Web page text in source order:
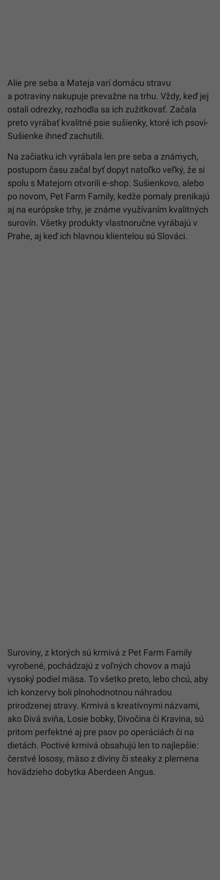
Alie pre seba a Mateja varí domácu stravu
a potraviny nakupuje prevažne na trhu. Vždy, keď jej
ostali odrezky, rozhodla sa ich zužitkovať. Začala
preto vyrábať kvalitné psie sušienky, ktoré ich psovi-
Sušienke ihneď zachutili.
Na začiatku ich vyrábala len pre seba a známych,
postupom času začal byť dopyt natoľko veľký, že si
spolu s Matejom otvorili e-shop. Sušienkovo, alebo
po novom, Pet Farm Family, kedže pomaly prenikajú
aj na európske trhy, je známe využívaním kvalitných
surovín. Všetky produkty vlastnoručne vyrábajú v
Prahe, aj keď ich hlavnou klientelou sú Slováci.
Suroviny, z ktorých sú krmivá z Pet Farm Family
vyrobené, pochádzajú z voľných chovov a majú
vysoký podiel mäsa. To všetko preto, lebo chcú, aby
ich konzervy boli plnohodnotnou náhradou
prirodzenej stravy. Krmivá s kreatívnymi názvami,
ako Divá sviňa, Losie bobky, Divočina či Kravina, sú
pritom perfektné aj pre psov po operáciách či na
dietách. Poctivé krmivá obsahujú len to najlepšie:
čerstvé lososy, mäso z diviny či steaky z plemena
hovädzieho dobytka Aberdeen Angus.